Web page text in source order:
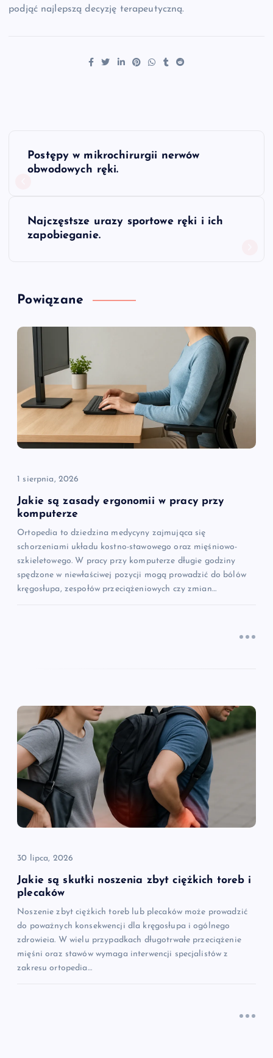
podjąć najlepszą decyzję terapeutyczną.
N
a
c
w
p
s
u
Postępy w mikrochirurgii nerwów
obwodowych ręki.
Najczęstsze urazy sportowe ręki i ich
zapobieganie.
Powiązane
1 sierpnia, 2026
Jakie są zasady ergonomii w pracy przy
komputerze
Ortopedia to dziedzina medycyny zajmująca się
schorzeniami układu kostno-stawowego oraz mięśniowo-
szkieletowego. W pracy przy komputerze długie godziny
spędzone w niewłaściwej pozycji mogą prowadzić do bólów
kręgosłupa, zespołów przeciążeniowych czy zmian…
30 lipca, 2026
Jakie są skutki noszenia zbyt ciężkich toreb i
plecaków
Noszenie zbyt ciężkich toreb lub plecaków może prowadzić
do poważnych konsekwencji dla kręgosłupa i ogólnego
zdrowieia. W wielu przypadkach długotrwałe przeciążenie
mięśni oraz stawów wymaga interwencji specjalistów z
zakresu ortopedia…